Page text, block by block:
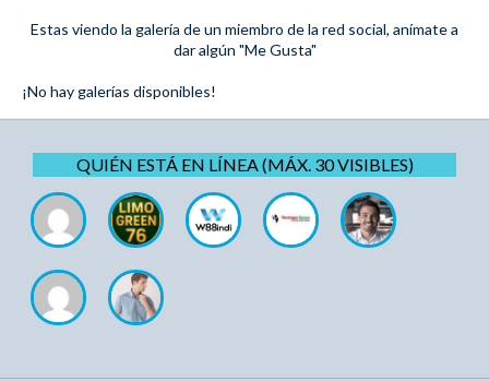
Estas viendo la galería de un miembro de la red social, anímate a
dar algún "Me Gusta"
¡No hay galerías disponibles!
QUIÉN ESTÁ EN LÍNEA (MÁX. 30 VISIBLES)